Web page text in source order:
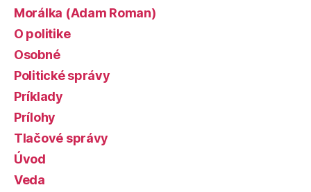
Morálka (Adam Roman)
O politike
Osobné
Politické správy
Príklady
Prílohy
Tlačové správy
Úvod
Veda